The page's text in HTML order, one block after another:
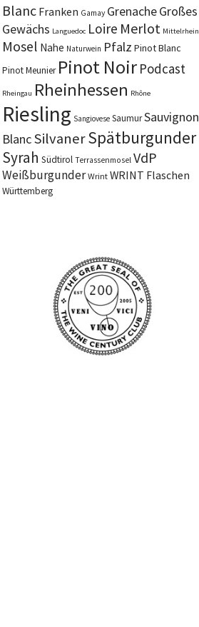
Blanc Franken Gamay GrenacheGroßes
Gewächs Languedoc Loire Merlot Mittelrhein
Mosel Nahe Naturwein Pfalz Pinot Blanc
Pinot Meunier Pinot Noir Podcast
Rheingau Rheinhessen Rhône
Riesling Sangiovese SaumurSauvignon
BlancSilvanerSpätburgunder
Syrah Südtirol Terrassenmosel VdP
Weißburgunder Wrint WRINT Flaschen
Württemberg